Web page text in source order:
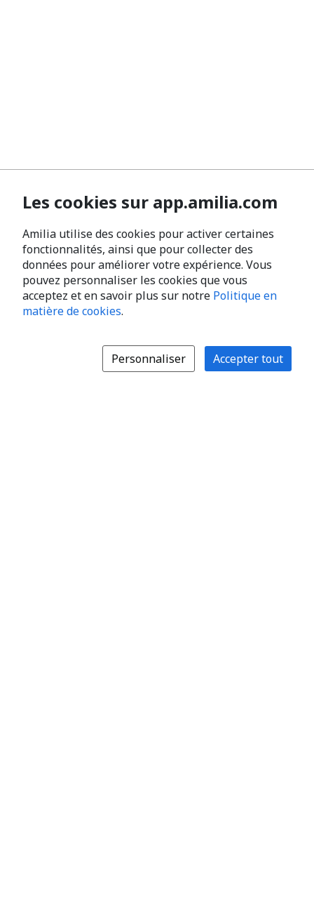
Les cookies sur app.amilia.com
Amilia utilise des cookies pour activer certaines
fonctionnalités, ainsi que pour collecter des
données pour améliorer votre expérience. Vous
pouvez personnaliser les cookies que vous
acceptez et en savoir plus sur notre Politique en
matière de cookies.
Personnaliser Accepter tout